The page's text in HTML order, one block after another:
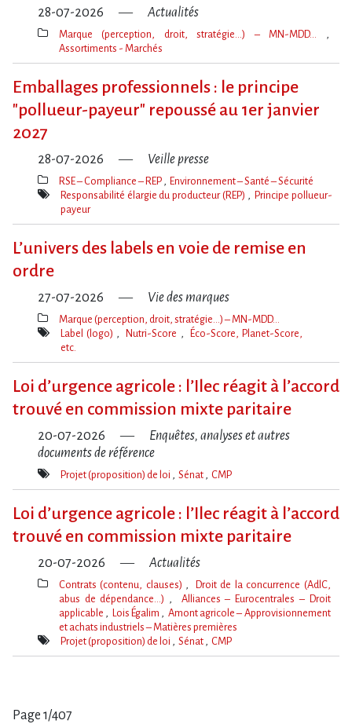
28-07-2026 Actualités
Thèmes(s)
Marque (perception, droit, stratégie…) – MN-MDD…
Assortiments - Marchés
Emballages professionnels : le principe
"pollueur-payeur" repoussé au 1er janvier
2027
28-07-2026 Veille presse
Thèmes(s)
RSE – Compliance – REP Environnement – Santé – Sécurité
Mot(s)-
Responsabilité élargie du producteur (REP)
Principe pollueur-
payeur
L’univers des labels en voie de remise en
ordre
27-07-2026 Vie des marques
Thèmes(s)
Marque (perception, droit, stratégie…) – MN-MDD…
Mot(s)-
Label (logo) Nutri-Score
Éco-Score, Planet-Score,
etc.
Loi d​‌’urgence agricole : l​‌’Ilec réagit à l​‌’accord
trouvé en commission mixte paritaire
20-07-2026
Enquêtes, analyses et autres
documents de référence
Mot(s)-
Projet (proposition) de loi Sénat CMP
Loi d​‌’urgence agricole : l​‌’Ilec réagit à l​‌’accord
trouvé en commission mixte paritaire
20-07-2026 Actualités
Thèmes(s)
Contrats (contenu, clauses)
Droit de la concurrence (AdlC,
abus de dépendance…)
Alliances – Eurocentrales – Droit
applicable
Lois Égalim
Amont agricole – Approvisionnement
et achats industriels – Matières premières
Mot(s)-
Projet (proposition) de loi Sénat CMP
Page 1/407